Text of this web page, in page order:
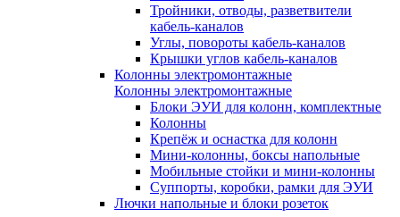
Тройники, отводы, разветвители
кабель-каналов
Углы, повороты кабель-каналов
Крышки углов кабель-каналов
Колонны электромонтажные
Колонны электромонтажные
Блоки ЭУИ для колонн, комплектные
Колонны
Крепёж и оснастка для колонн
Мини-колонны, боксы напольные
Мобильные стойки и мини-колонны
Суппорты, коробки, рамки для ЭУИ
Лючки напольные и блоки розеток